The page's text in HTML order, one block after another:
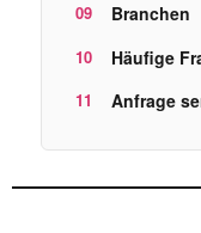
Branchen
Häufige
Anfrage